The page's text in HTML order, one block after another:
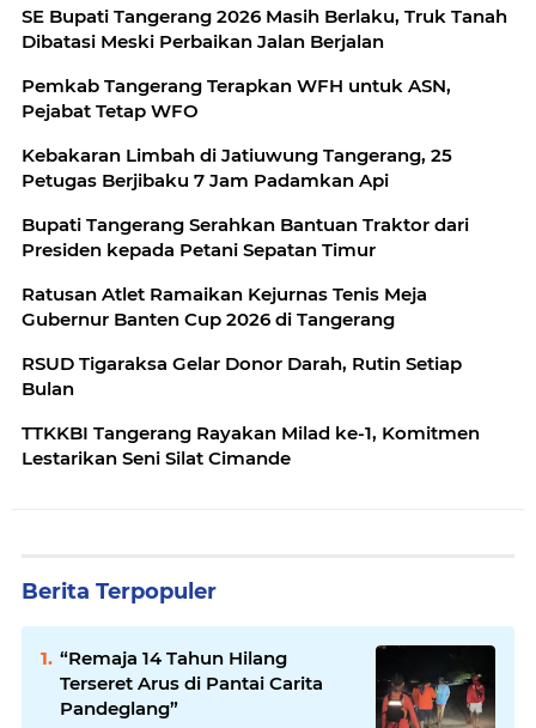
SE Bupati Tangerang 2026 Masih Berlaku, Truk Tanah
Dibatasi Meski Perbaikan Jalan Berjalan
Pemkab Tangerang Terapkan WFH untuk ASN,
Pejabat Tetap WFO
Kebakaran Limbah di Jatiuwung Tangerang, 25
Petugas Berjibaku 7 Jam Padamkan Api
Bupati Tangerang Serahkan Bantuan Traktor dari
Presiden kepada Petani Sepatan Timur
Ratusan Atlet Ramaikan Kejurnas Tenis Meja
Gubernur Banten Cup 2026 di Tangerang
RSUD Tigaraksa Gelar Donor Darah, Rutin Setiap
Bulan
TTKKBI Tangerang Rayakan Milad ke-1, Komitmen
Lestarikan Seni Silat Cimande
Berita Terpopuler
“Remaja 14 Tahun Hilang
Terseret Arus di Pantai Carita
Pandeglang”